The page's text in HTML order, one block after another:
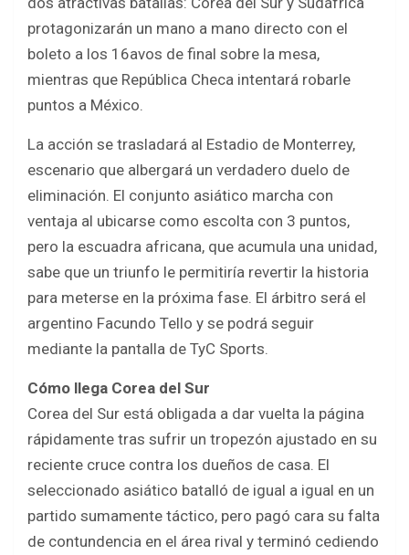
o
k
p
p
protagonizarán un mano a mano directo con el
boleto a los 16avos de final sobre la mesa,
mientras que República Checa intentará robarle
puntos a México.
La acción se trasladará al Estadio de Monterrey,
escenario que albergará un verdadero duelo de
eliminación. El conjunto asiático marcha con
ventaja al ubicarse como escolta con 3 puntos,
pero la escuadra africana, que acumula una unidad,
sabe que un triunfo le permitiría revertir la historia
para meterse en la próxima fase. El árbitro será el
argentino Facundo Tello y se podrá seguir
mediante la pantalla de TyC Sports.
Cómo llega Corea del Sur
Corea del Sur está obligada a dar vuelta la página
rápidamente tras sufrir un tropezón ajustado en su
reciente cruce contra los dueños de casa. El
seleccionado asiático batalló de igual a igual en un
partido sumamente táctico, pero pagó cara su falta
de contundencia en el área rival y terminó cediendo